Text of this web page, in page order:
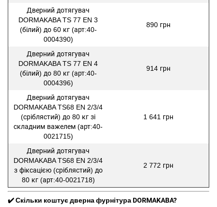
Дверний дотягувач
DORMAKABA TS 77 EN 3
(білий) до 60 кг (арт:40-
0004390)
890 грн
Дверний дотягувач
DORMAKABA TS 77 EN 4
(білий) до 80 кг (арт:40-
0004396)
914 грн
Дверний дотягувач
DORMAKABA TS68 EN 2/3/4
(сріблястий) до 80 кг зі
складним важелем (арт:40-
0021715)
1 641 грн
Дверний дотягувач
DORMAKABA TS68 EN 2/3/4
з фіксацією (сріблястий) до
80 кг (арт:40-0021718)
2 772 грн
✔️ Скільки коштує дверна фурнітура DORMAKABA?